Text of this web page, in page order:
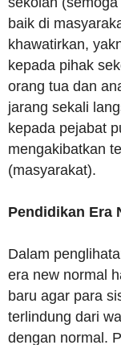
baik di
khawatirkan,
kepada pihak
orang tua dan
jarang sekali
kepada pejabat
mengakibatkan
(masyarakat).
Pendidikan Era
Dalam
era new normal
baru agar para
terlindung dari
dengan normal.